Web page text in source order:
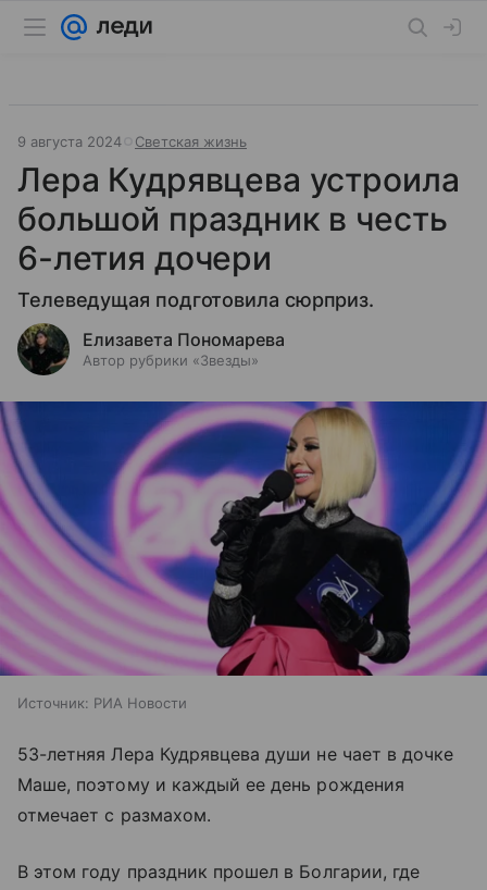
9 августа 2024 Светская жизнь
Лера Кудрявцева устроила
большой праздник в честь
6-летия дочери
Телеведущая подготовила сюрприз.
Елизавета Пономарева
Автор рубрики «Звезды»
Источник: РИА Новости
53-летняя Лера Кудрявцева души не чает в дочке
Маше, поэтому и каждый ее день рождения
отмечает с размахом.
В этом году праздник прошел в Болгарии, где